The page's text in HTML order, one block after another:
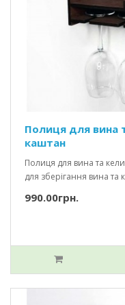
Полиця для вина
каштан
Полиця для вина та
для зберігання вина та
990.00грн.